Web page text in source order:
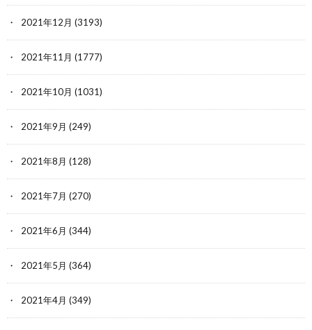
2021年12月 (3193)
2021年11月 (1777)
2021年10月 (1031)
2021年9月 (249)
2021年8月 (128)
2021年7月 (270)
2021年6月 (344)
2021年5月 (364)
2021年4月 (349)